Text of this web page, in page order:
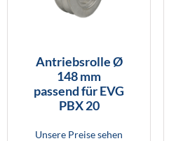
Antriebsrolle Ø
148 mm
passend für EVG
PBX 20
Unsere Preise sehen